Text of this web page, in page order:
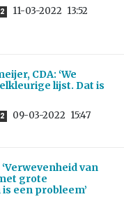
11-03-2022 13:52
CDA: ‘We
lijst. Dat is
09-03-2022 15:47
van
grote
een probleem’